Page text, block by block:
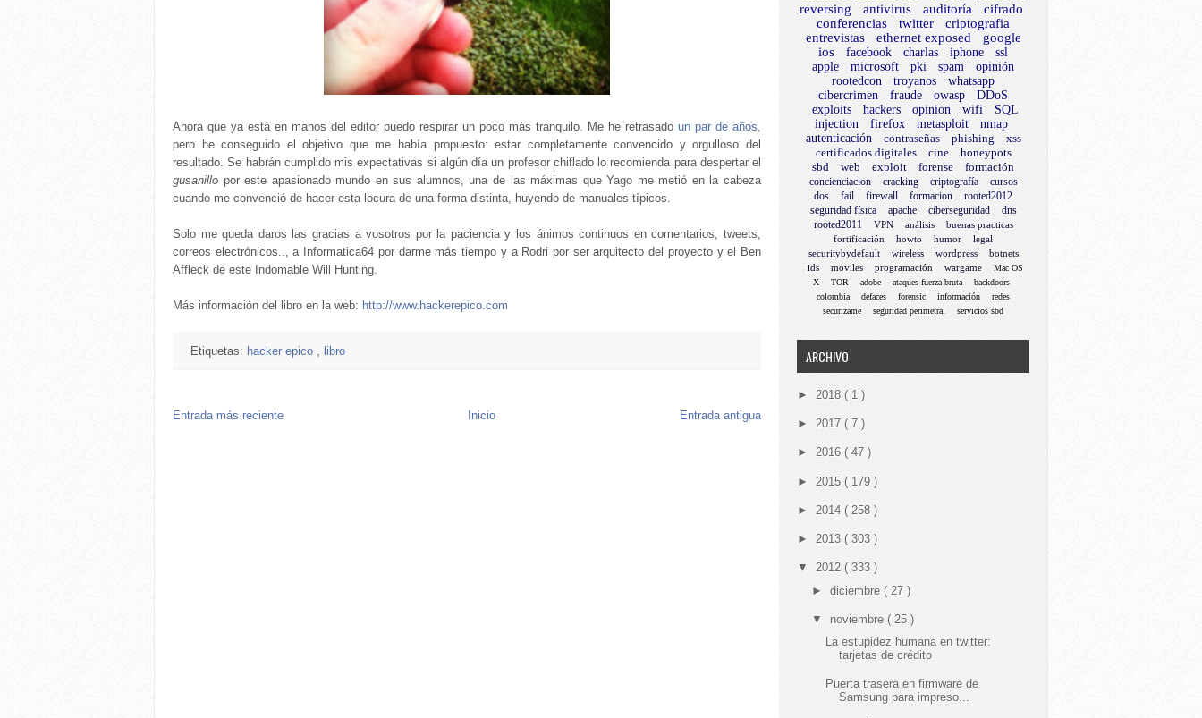
Ahora que ya está en manos del editor puedo respirar un poco más tranquilo. Me he retrasado un par de años,
pero he conseguido el objetivo que me había propuesto: estar completamente convencido y orgulloso del
resultado. Se habrán cumplido mis expectativas si algún día un profesor chiflado lo recomienda para despertar el
gusanillo por este apasionado mundo en sus alumnos, una de las máximas que Yago me metió en la cabeza
cuando me convenció de hacer esta locura de una forma distinta, huyendo de manuales típicos.
Solo me queda daros las gracias a vosotros por la paciencia y los ánimos continuos en comentarios, tweets,
correos electrónicos.., a Informatica64 por darme más tiempo y a Rodri por ser arquitecto del proyecto y el Ben
Affleck de este Indomable Will Hunting.
Más información del libro en la web: http://www.hackerepico.com
Etiquetas: hacker epico , libro
Entrada más reciente Entrada antigua
Inicio
reversing antivirus auditoría
cifrado
conferencias
twitter
criptografia
entrevistas
ethernet exposed
google
ios
facebook charlas iphone
ssl
apple
microsoft pki spam
opinión
rootedcon
troyanos
whatsapp
cibercrimen
fraude owasp
DDoS
exploits
hackers opinion wifi
SQL
injection
firefox metasploit
nmap
autenticación
contraseñas phishing
xss
certificados digitales
cine
honeypots
sbd
web exploit forense formación
concienciacion cracking criptografía
cursos
dos
fail firewall formacion
rooted2012
seguridad física
apache ciberseguridad
dns
rooted2011
VPN análisis
buenas practicas
fortificación
howto humor
legal
securitybydefault
wireless wordpress
botnets
ids
moviles programación wargame
Mac OS
X
TOR adobe ataques fuerza bruta
backdoors
colombia
defaces forensic información
redes
securizame
seguridad perimetral servicios sbd
ARCHIVO
► 2018 ( 1 )
► 2017 ( 7 )
► 2016 ( 47 )
► 2015 ( 179 )
► 2014 ( 258 )
► 2013 ( 303 )
▼ 2012 ( 333 )
► diciembre ( 27 )
▼ noviembre ( 25 )
La estupidez humana en twitter:
tarjetas de crédito
Puerta trasera en firmware de
Samsung para impreso...